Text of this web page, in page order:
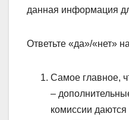
данная информация
Ответьте «да»/«нет»
Самое главное,
–
комиссии